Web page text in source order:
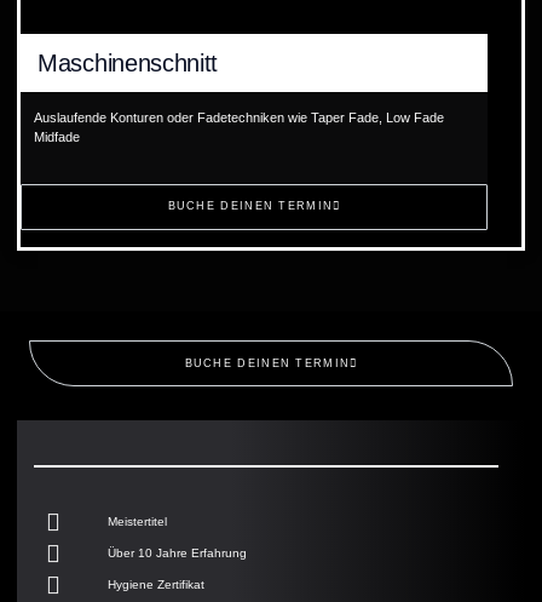
Maschinenschnitt
Auslaufende Konturen oder Fadetechniken wie Taper Fade, Low Fade
Midfade
BUCHE DEINEN TERMIN
Meistertitel
Über 10 Jahre Erfahrung
Hygiene Zertifikat
BUCHE DEINEN TERMIN